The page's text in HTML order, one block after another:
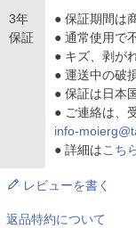
3年
保証
● 保証期間は
● 通常使用で
● キズ、剥が
● 運送中の破
● 保証は日本
● ご連絡は、
info-
● 詳細はこち
レビューを書く
返品特約について